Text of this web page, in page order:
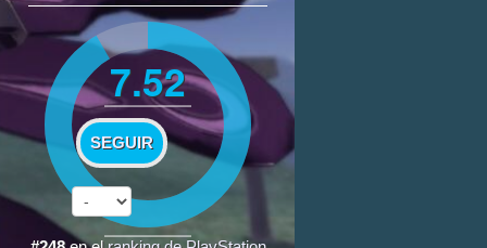
7.52
SEGUIR